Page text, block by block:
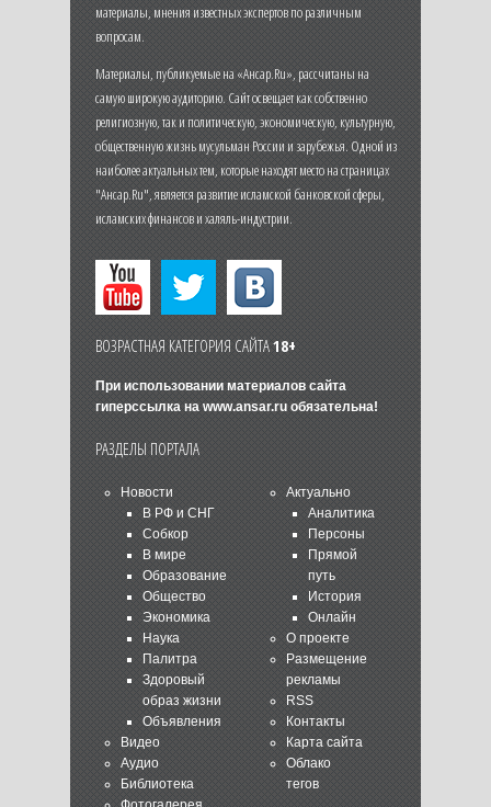
материалы, мнения известных экспертов по различным
вопросам.
Материалы, публикуемые на «Ансар.Ru», рассчитаны на
самую широкую аудиторию. Сайт освещает как собственно
религиозную, так и политическую, экономическую, культурную,
общественную жизнь мусульман России и зарубежья. Одной из
наиболее актуальных тем, которые находят место на страницах
"Ансар.Ru", является развитие исламской банковской сферы,
исламских финансов и халяль-индустрии.
ВОЗРАСТНАЯ КАТЕГОРИЯ САЙТА18+
При использовании материалов сайта
гиперссылка на www.ansar.ruобязательна!
РАЗДЕЛЫ ПОРТАЛА
Новости
В РФ и СНГ
Собкор
В мире
Образование
Общество
Экономика
Наука
Палитра
Здоровый
образ жизни
Объявления
Видео
Аудио
Библиотека
Актуально
Аналитика
Персоны
Прямой
путь
История
Онлайн
О проекте
Размещение
рекламы
RSS
Контакты
Карта сайта
Облако
тегов